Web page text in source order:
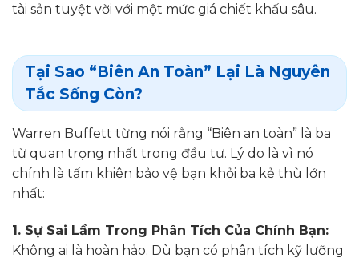
tài sản tuyệt vời với một mức giá chiết khấu sâu.
Tại Sao “Biên An Toàn” Lại Là Nguyên
Tắc Sống Còn?
Warren Buffett từng nói rằng “Biên an toàn” là ba
từ quan trọng nhất trong đầu tư. Lý do là vì nó
chính là tấm khiên bảo vệ bạn khỏi ba kẻ thù lớn
nhất:
1. Sự Sai Lầm Trong Phân Tích Của Chính Bạn:
Không ai là hoàn hảo. Dù bạn có phân tích kỹ lưỡng